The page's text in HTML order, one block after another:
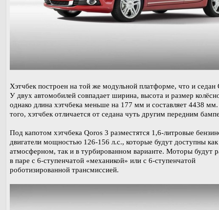
Хэтчбек построен на той же модульной платформе, что и седан
У двух автомобилей совпадает ширина, высота и размер
однако длина хэтчбека меньше на 177 мм и составляет 4438
того, хэтчбек отличается от седана чуть другим передним
Под капотом хэтчбека Qoros 3 разместятся 1,6-литровые
двигатели мощностью 126-156 л.с., которые будут доступны как
атмосферном, так и в турбированном варианте. Моторы будут
в паре с 6-ступенчатой «механикой» или с 6-ступенчатой
роботизированной трансмиссией.